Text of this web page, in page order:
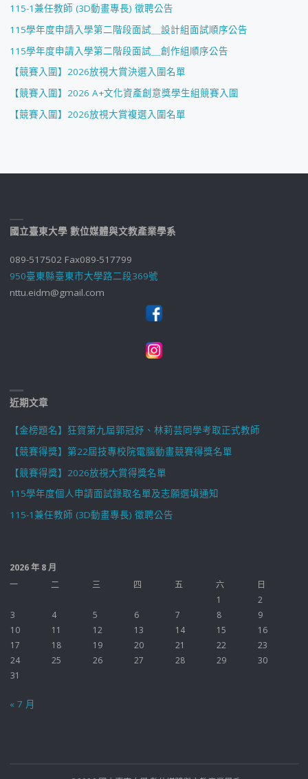
115-1兼任教師 (3D動畫專長) 徵聘公告
115學年度申請入學第二階段面試＿設計組面試順序公告
115學年度申請入學第二階段面試＿創作組順序公告
【競賽入圍】2026放視大賞決選入圍名單
【競賽入圍】2026 A+文化資產創意獎學生組競賽入圍
【競賽入圍】2026放視大賞複選入圍名單
國立臺東大學 數位媒體與文教產業學系
089-517502 Fax089-517799
950臺東縣臺東市大學路二段369號
nttu.eidm@gmail.com
近期文章
【金榜題名】狂賀第九屆郭冠妤、林莉芸同學考取正式教師
【競賽得獎】第22屆技專校院電腦動畫競賽得獎名單
【競賽得獎】2026放視大賞得獎名單
115學年度個人申請面試錄取名單及志願選填通知
115-1兼任教師 (3D動畫專長) 徵聘公告
2026 年 8 月
一
二 三 四 五 六
日
1
2
3
4 5 6 7 8
9
10
11 12 13 14 15
16
17
18 19 20 21 22
23
24
25 26 27 28 29
30
31
« 7 月